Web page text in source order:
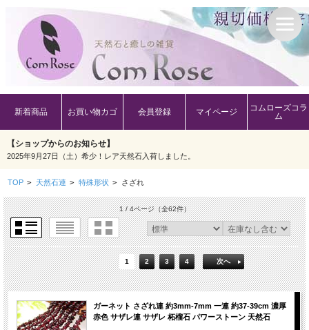
新着商品 お買い物カゴ 会員登録 マイページ
コムローズコラ
ム
【ショップからのお知らせ】
2025年9月27日（土）希少！レア天然石入荷しました。
TOP > 天然石連 > 特殊形状 > さざれ
1 / 4ページ（全62件）
1 2 3 4 次へ
ガーネット さざれ連 約3mm-7mm 一連 約37-39cm 濃厚
赤色 サザレ連 サザレ 柘榴石 パワーストーン 天然石